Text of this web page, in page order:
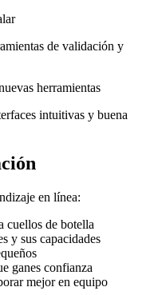
de validación y
herramientas
intuitivas y buena
en línea:
cuellos de botella
y sus capacidades
ganes confianza
mejor en equipo